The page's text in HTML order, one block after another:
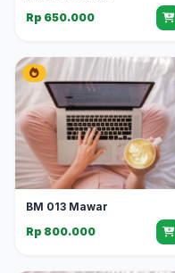
Rp 650.000
BM 013 Mawar
Rp 800.000